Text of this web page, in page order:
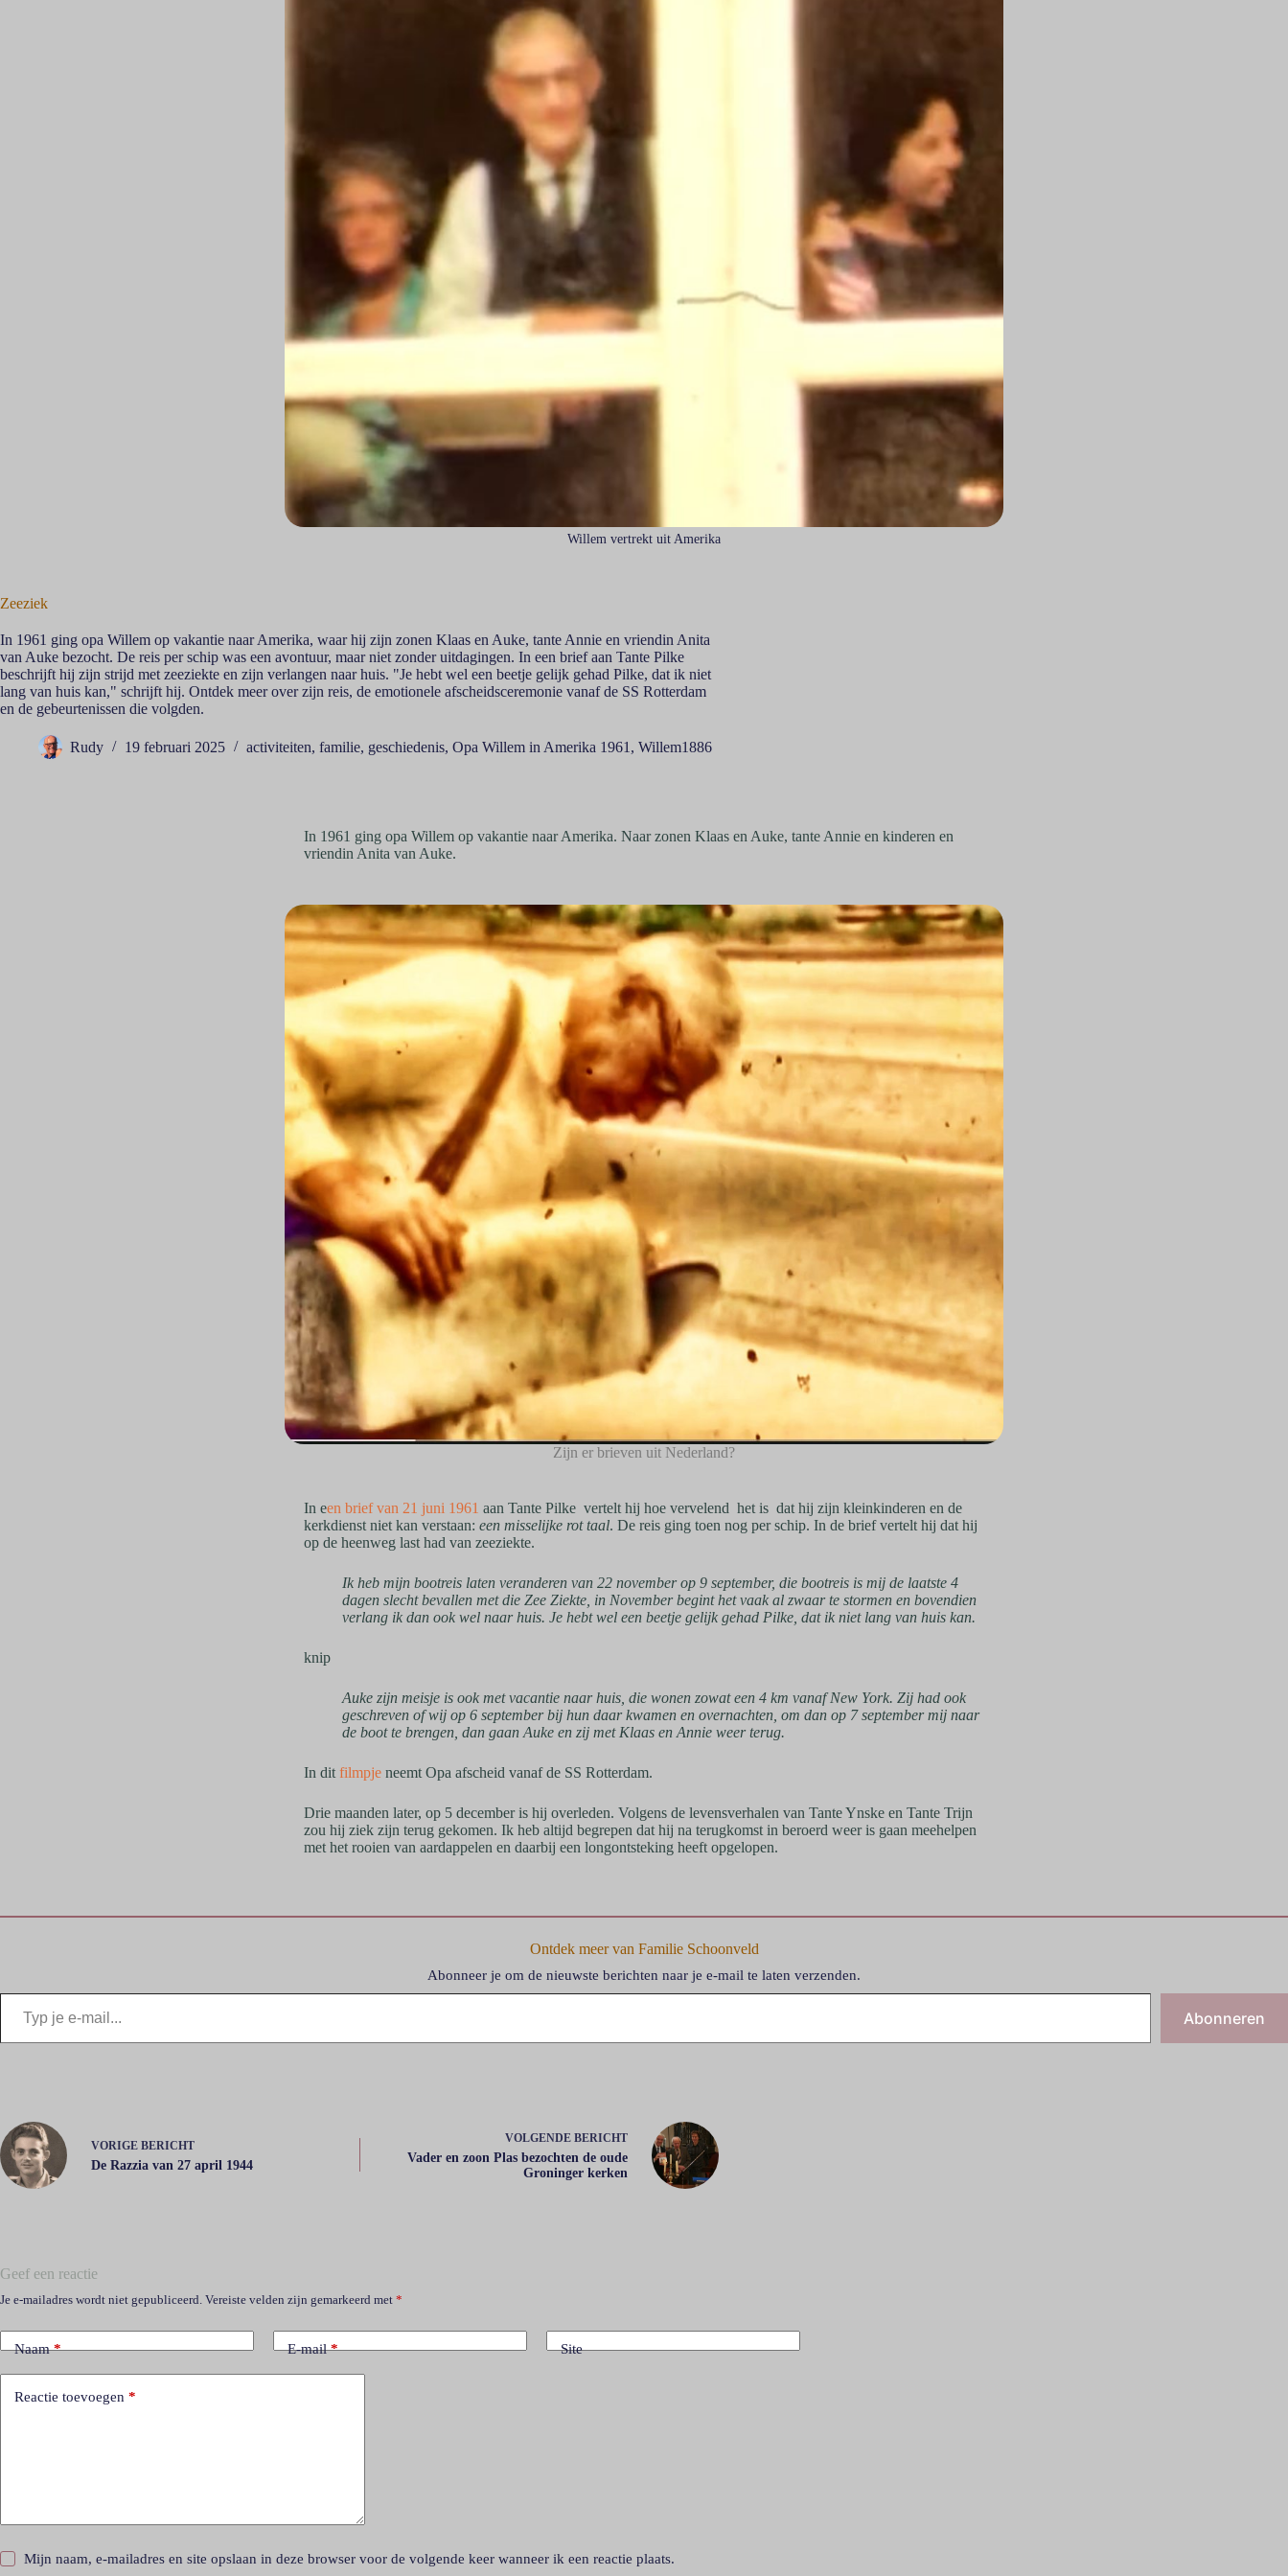
Willem vertrekt uit Amerika
Zeeziek
In 1961 ging opa Willem op vakantie naar Amerika, waar hij zijn zonen Klaas en Auke, tante Annie en vriendin Anita
van Auke bezocht. De reis per schip was een avontuur, maar niet zonder uitdagingen. In een brief aan Tante Pilke
beschrijft hij zijn strijd met zeeziekte en zijn verlangen naar huis. "Je hebt wel een beetje gelijk gehad Pilke, dat ik niet
lang van huis kan," schrijft hij. Ontdek meer over zijn reis, de emotionele afscheidsceremonie vanaf de SS Rotterdam
en de gebeurtenissen die volgden.
Rudy 19 februari 2025 activiteiten, familie, geschiedenis, Opa Willem in Amerika 1961 , Willem1886
In 1961 ging opa Willem op vakantie naar Amerika. Naar zonen Klaas en Auke, tante Annie en kinderen en
vriendin Anita van Auke.
Zijn er brieven uit Nederland?
In een brief van 21 juni 1961 aan Tante Pilke vertelt hij hoe vervelend het is dat hij zijn kleinkinderen en de
kerkdienst niet kan verstaan: een misselijke rot taal. De reis ging toen nog per schip. In de brief vertelt hij dat hij
op de heenweg last had van zeeziekte.
Ik heb mijn bootreis laten veranderen van 22 november op 9 september, die bootreis is mij de laatste 4
dagen slecht bevallen met die Zee Ziekte, in November begint het vaak al zwaar te stormen en bovendien
verlang ik dan ook wel naar huis. Je hebt wel een beetje gelijk gehad Pilke, dat ik niet lang van huis kan.
knip
Auke zijn meisje is ook met vacantie naar huis, die wonen zowat een 4 km vanaf New York. Zij had ook
geschreven of wij op 6 september bij hun daar kwamen en overnachten, om dan op 7 september mij naar
de boot te brengen, dan gaan Auke en zij met Klaas en Annie weer terug.
In dit filmpje neemt Opa afscheid vanaf de SS Rotterdam.
Drie maanden later, op 5 december is hij overleden. Volgens de levensverhalen van Tante Ynske en Tante Trijn
zou hij ziek zijn terug gekomen. Ik heb altijd begrepen dat hij na terugkomst in beroerd weer is gaan meehelpen
met het rooien van aardappelen en daarbij een longontsteking heeft opgelopen.
Ontdek meer van Familie Schoonveld
Abonneer je om de nieuwste berichten naar je e-mail te laten verzenden.
Abonneren
VORIGE BERICHT
De Razzia van 27 april 1944
VOLGENDE BERICHT
Vader en zoon Plas bezochten de oude
Groninger kerken
Geef een reactie
Je e-mailadres wordt niet gepubliceerd. Vereiste velden zijn gemarkeerd met *
Naam* E-mail* Site
Reactie toevoegen *
Mijn naam, e-mailadres en site opslaan in deze browser voor de volgende keer wanneer ik een reactie plaats.